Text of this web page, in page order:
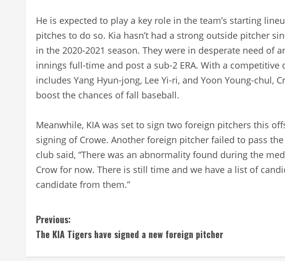
He is expected to play a key role in the team’s starting
pitches to do so. Kia hasn’t had a strong outside pitcher
in the 2020-2021 season. They were in desperate need of
innings full-time and post a sub-2 ERA. With a
includes Yang Hyun-jong, Lee Yi-ri, and Yoon Young-chul,
boost the chances of fall baseball.
Meanwhile, KIA was set to sign two foreign pitchers this
signing of Crowe. Another foreign pitcher failed to pass
club said, “There was an abnormality found during the
Crow for now. There is still time and we have a list of
candidate from them.”
C
o
Previous:
The KIA Tigers have signed a new foreign pitcher